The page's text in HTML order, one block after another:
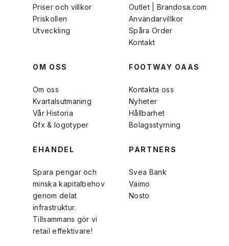
Priser och villkor
Priskollen
Utveckling
Outlet | Brandosa.com
Användarvillkor
Spåra Order
Kontakt
OM OSS
Om oss
Kvartalsutmaning
Vår Historia
Gfx & logotyper
FOOTWAY OAAS
Kontakta oss
Nyheter
Hållbarhet
Bolagsstyrning
EHANDEL
Spara pengar och
minska kapitalbehov
genom delat
infrastruktur.
Tillsammans gör vi
retail effektivare!
PARTNERS
Svea Bank
Vaimo
Nosto